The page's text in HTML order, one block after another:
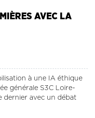
AVEC LA
à une IA éthique
générale S3C Loire-
dernier avec un débat